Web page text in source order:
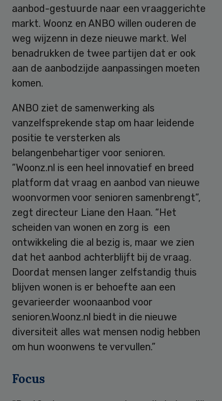
aanbod-gestuurde naar een vraaggerichte
markt. Woonz en ANBO willen ouderen de
weg wijzenn in deze nieuwe markt. Wel
benadrukken de twee partijen dat er ook
aan de aanbodzijde aanpassingen moeten
komen.
ANBO ziet de samenwerking als
vanzelfsprekende stap om haar leidende
positie te versterken als
belangenbehartiger voor senioren.
”Woonz.nl is een heel innovatief en breed
platform dat vraag en aanbod van nieuwe
woonvormen voor senioren samenbrengt”,
zegt directeur Liane den Haan. “Het
scheiden van wonen en zorg is een
ontwikkeling die al bezig is, maar we zien
dat het aanbod achterblijft bij de vraag.
Doordat mensen langer zelfstandig thuis
blijven wonen is er behoefte aan een
gevarieerder woonaanbod voor
senioren.Woonz.nl biedt in die nieuwe
diversiteit alles wat mensen nodig hebben
om hun woonwens te vervullen.”
Focus